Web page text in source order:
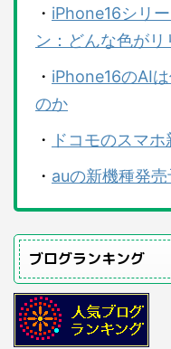
・ iPhone16シリ
ン：どんな色がリ
・ iPhone16のAI
のか
・
ドコモのスマ
・ auの新機種発
ブログランキング